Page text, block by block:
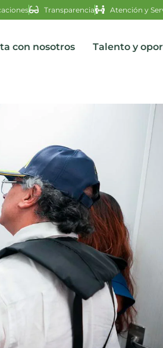
Transparencia Atención y
con nosotros Talento y